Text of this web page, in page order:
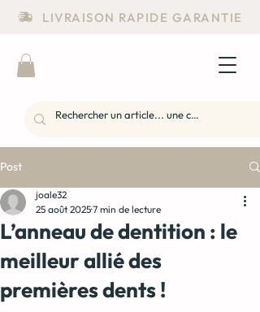
LIVRAISON RAPIDE GARANTIE
Post
L’anneau de dentition : le
meilleur allié des
premières dents !
joale32
25 août 20257 min de lecture